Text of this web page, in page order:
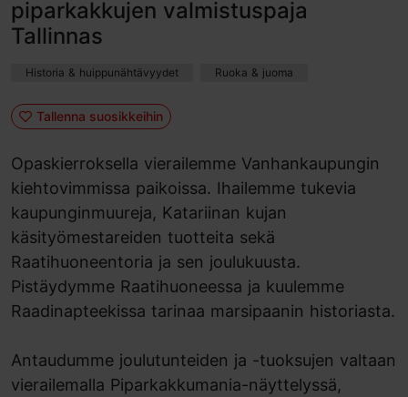
piparkakkujen valmistuspaja
Tallinnas
Historia & huippunähtävyydet Ruoka & juoma
Tallenna suosikkeihin
Opaskierroksella vierailemme Vanhankaupungin
kiehtovimmissa paikoissa. Ihailemme tukevia
kaupunginmuureja, Katariinan kujan
käsityömestareiden tuotteita sekä
Raatihuoneentoria ja sen joulukuusta.
Pistäydymme Raatihuoneessa ja kuulemme
Raadinapteekissa tarinaa marsipaanin historiasta.
Antaudumme joulutunteiden ja -tuoksujen valtaan
vierailemalla Piparkakkumania-näyttelyssä,